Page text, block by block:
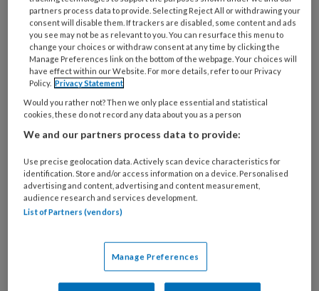
Wat
is
je
e-
mailadres?
* *
Kies
je
wachtwoord* *
je
functie *
Bij
welke
Ontvang 2x per week de
KinderopvangTotaal nieuwsbrief
partners process data to provide. Selecting Reject All or withdrawing your
consent will disable them. If trackers are disabled, some content and ads
you see may not be as relevant to you. You can resurface this menu to
change your choices or withdraw consent at any time by clicking the
Manage Preferences link on the bottom of the webpage. Your choices will
have effect within our Website. For more details, refer to our Privacy
Policy. Privacy Statement
Would you rather not? Then we only place essential and statistical
cookies, these do not record any data about you as a person
We and our partners process data to provide:
Use precise geolocation data. Actively scan device characteristics for
identification. Store and/or access information on a device. Personalised
advertising and content, advertising and content measurement,
audience research and services development.
List of Partners (vendors)
Manage Preferences